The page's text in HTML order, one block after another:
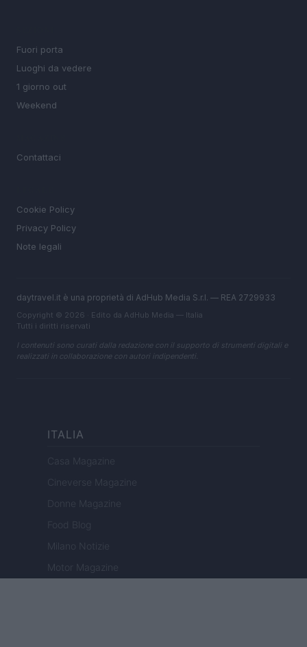
Fuori porta
Luoghi da vedere
1 giorno out
Weekend
Contattaci
Cookie Policy
Privacy Policy
Note legali
daytravel.it è una proprietà di AdHub Media S.r.l. — REA 2729933
Copyright © 2026 · Edito da AdHub Media — Italia
Tutti i diritti riservati
I contenuti sono curati dalla redazione con il supporto di strumenti digitali e
realizzati in collaborazione con autori indipendenti.
ITALIA
Casa Magazine
Cineverse Magazine
Donne Magazine
Food Blog
Milano Notizie
Motor Magazine